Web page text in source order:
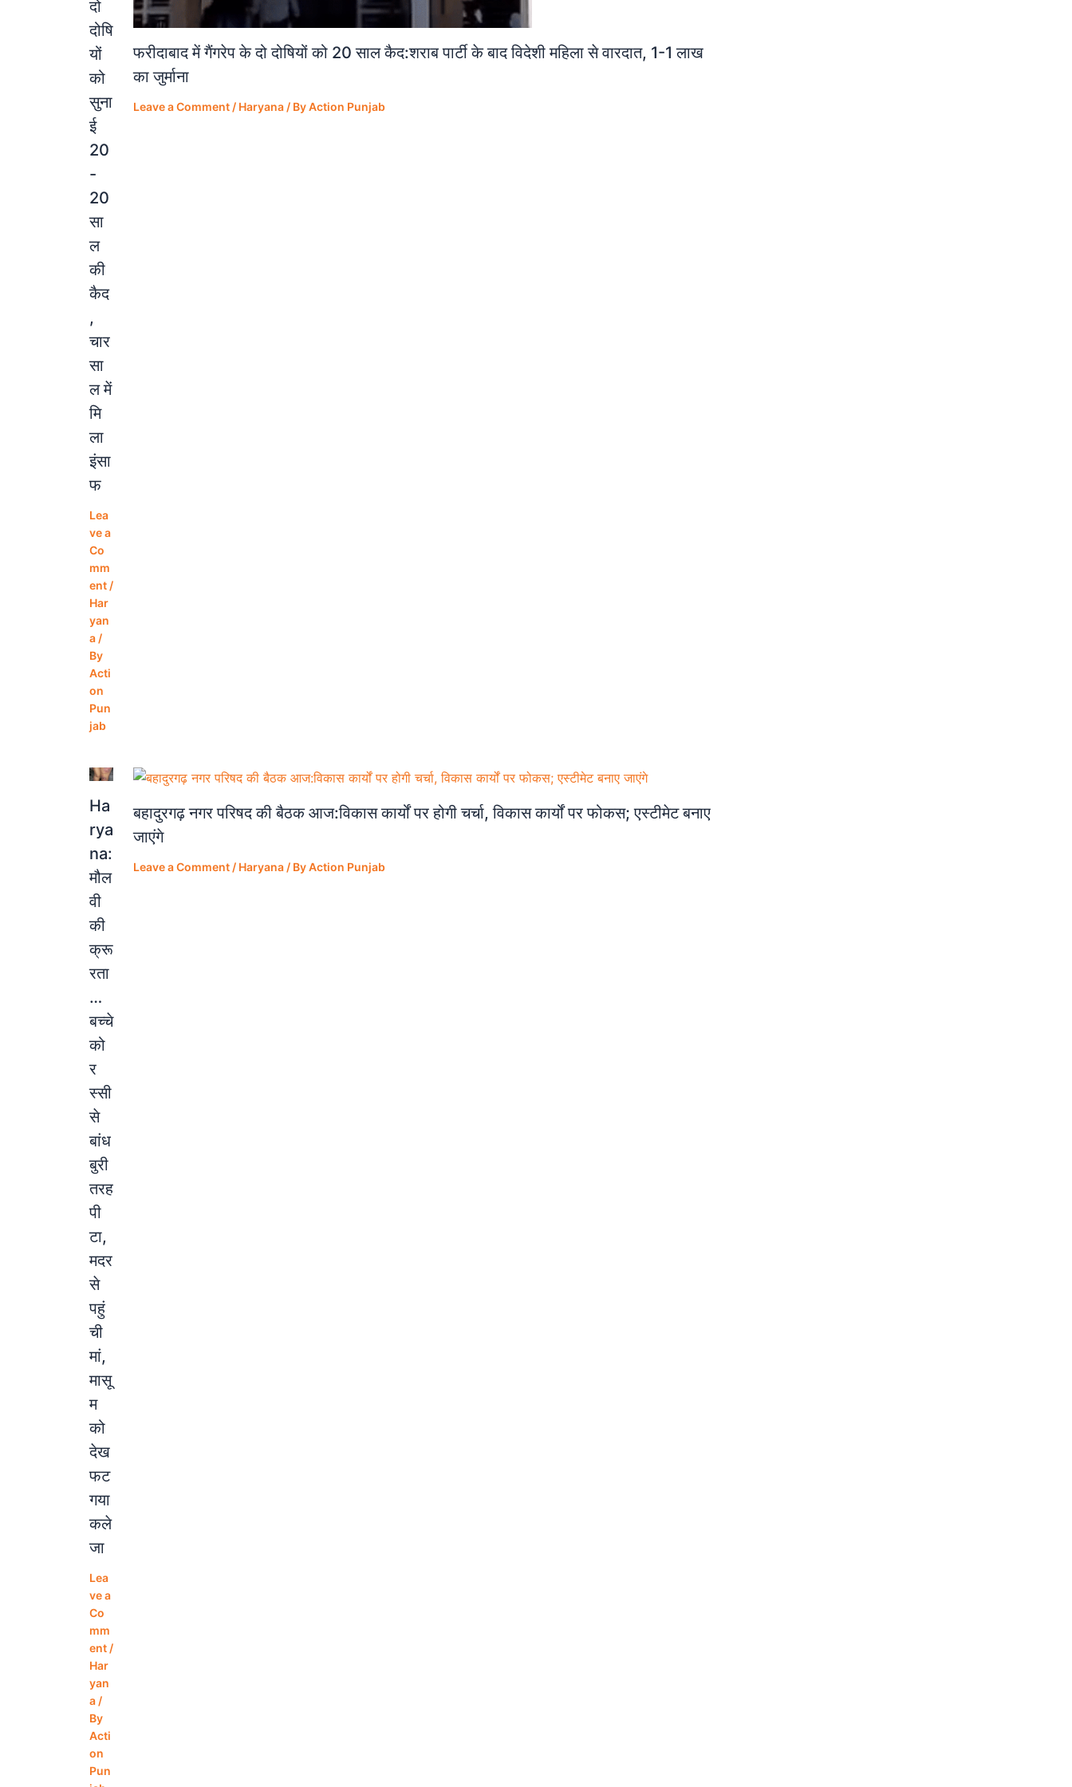
दो
दोषि
यों
को
सुना
ई
20
-
20
सा
ल
की
कैद
,
चार
सा
ल में
मि
ला
इंसा
फ
Lea
ve a
Co
mm
ent /
Har
yan
a /
By
Acti
on
Pun
jab
फरीदाबाद में गैंगरेप के दो दोषियों को 20 साल कैद:शराब पार्टी के बाद विदेशी महिला से वारदात, 1-1 लाख
का जुर्माना
Leave a Comment / Haryana / ByAction Punjab
Ha
rya
na:
मौल
वी
की
क्रू
रता
…
बच्चे
को
र
स्सी
से
बांध
बुरी
तरह
पी
टा,
मदर
से
पहुं
ची
मां,
मासू
म
को
देख
फट
गया
कले
जा
Lea
ve a
Co
mm
ent /
Har
yan
a /
By
Acti
on
Pun
बहादुरगढ़ नगर परिषद की बैठक आज:विकास कार्यों पर होगी चर्चा, विकास कार्यों पर फोकस; एस्टीमेट बनाए
जाएंगे
Leave a Comment / Haryana / ByAction Punjab